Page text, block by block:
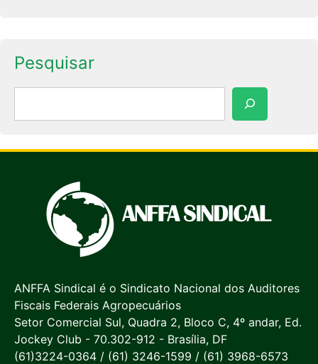
Pesquisar
ANFFA Sindical é o Sindicato Nacional dos Auditores
Fiscais Federais Agropecuários
Setor Comercial Sul, Quadra 2, Bloco C, 4º andar, Ed.
Jockey Club - 70.302-912 - Brasília, DF
(61)3224-0364 / (61) 3246-1599 / (61) 3968-6573